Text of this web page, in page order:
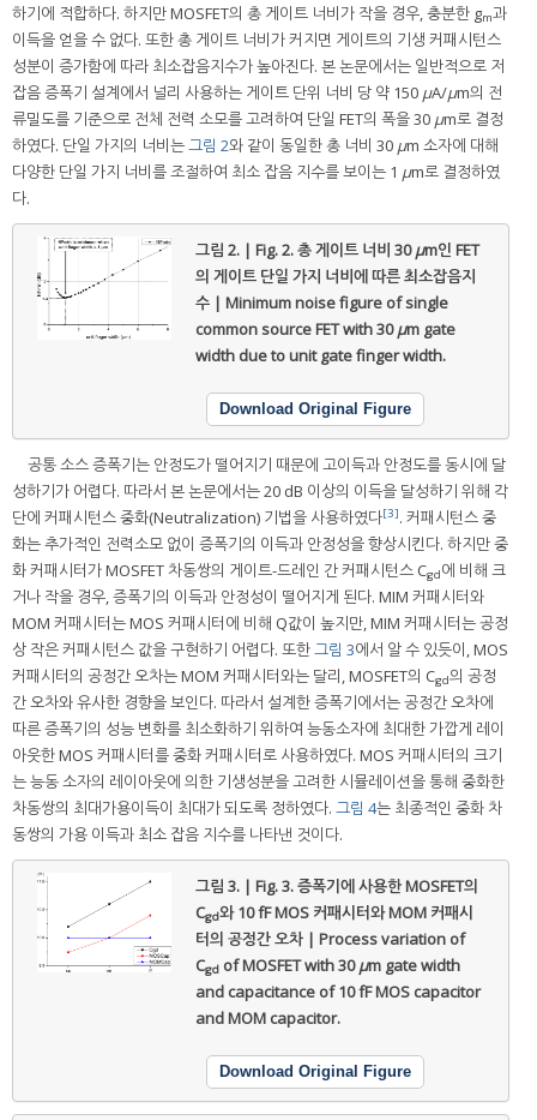
하기에 적합하다. 하지만 MOSFET의 총 게이트 너비가 작을 경우, 충분한 gm과
이득을 얻을 수 없다. 또한 총 게이트 너비가 커지면 게이트의 기생 커패시턴스
성분이 증가함에 따라 최소잡음지수가 높아진다. 본 논문에서는 일반적으로 저
잡음 증폭기 설계에서 널리 사용하는 게이트 단위 너비 당 약 150 μA/μm의 전
류밀도를 기준으로 전체 전력 소모를 고려하여 단일 FET의 폭을 30 μm로 결정
하였다. 단일 가지의 너비는그림 2와 같이 동일한 총 너비 30 μm 소자에 대해
다양한 단일 가지 너비를 조절하여 최소 잡음 지수를 보이는 1 μm로 결정하였
다.
그림 2. | Fig. 2.총 게이트 너비 30μm인 FET
의 게이트 단일 가지 너비에 따른 최소잡음지
수 | Minimum noise figure of single
common source FET with 30μm gate
width due to unit gate finger width.
Download Original Figure
공통 소스 증폭기는 안정도가 떨어지기 때문에 고이득과 안정도를 동시에 달
성하기가 어렵다. 따라서 본 논문에서는 20 dB 이상의 이득을 달성하기 위해 각
단에 커패시턴스 중화(Neutralization) 기법을 사용하였다[3]. 커패시턴스 중
화는 추가적인 전력소모 없이 증폭기의 이득과 안정성을 향상시킨다. 하지만 중
화 커패시터가 MOSFET 차동쌍의 게이트-드레인 간 커패시턴스 Cgd에 비해 크
거나 작을 경우, 증폭기의 이득과 안정성이 떨어지게 된다. MIM 커패시터와
MOM 커패시터는 MOS 커패시터에 비해 Q값이 높지만, MIM 커패시터는 공정
상 작은 커패시턴스 값을 구현하기 어렵다. 또한그림 3에서 알 수 있듯이, MOS
커패시터의 공정간 오차는 MOM 커패시터와는 달리, MOSFET의 Cgd의 공정
간 오차와 유사한 경향을 보인다. 따라서 설계한 증폭기에서는 공정간 오차에
따른 증폭기의 성능 변화를 최소화하기 위하여 능동소자에 최대한 가깝게 레이
아웃한 MOS 커패시터를 중화 커패시터로 사용하였다. MOS 커패시터의 크기
는 능동 소자의 레이아웃에 의한 기생성분을 고려한 시뮬레이션을 통해 중화한
차동쌍의 최대가용이득이 최대가 되도록 정하였다. 그림 4는 최종적인 중화 차
동쌍의 가용 이득과 최소 잡음 지수를 나타낸 것이다.
그림 3. | Fig. 3.증폭기에 사용한 MOSFET의
Cgd와 10 fF MOS 커패시터와 MOM 커패시
터의 공정간 오차 | Process variation of
Cgdof MOSFET with 30μm gate width
and capacitance of 10 fF MOS capacitor
and MOM capacitor.
Download Original Figure